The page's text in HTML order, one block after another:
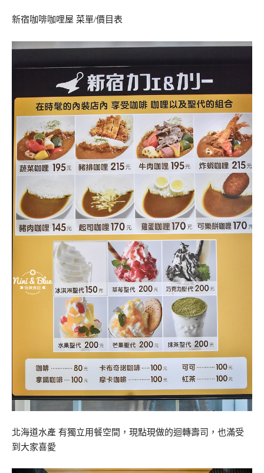
新宿咖啡咖哩屋 菜單/價目表
北海道水產 有獨立用餐空間，現點現做的迴轉壽司，也滿受
到大家喜愛